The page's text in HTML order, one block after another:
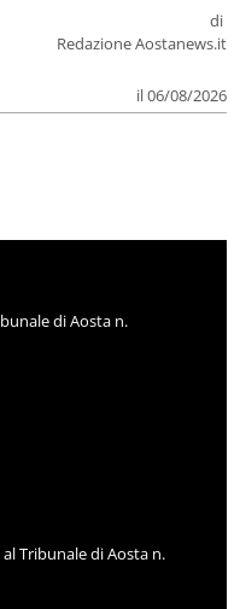
di
Redazione Aostanews.it
il 06/08/2026
di Aosta n.
Tribunale di Aosta n.